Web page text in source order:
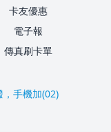
卡友優惠
電子報
傳真刷卡單
手機加(02)